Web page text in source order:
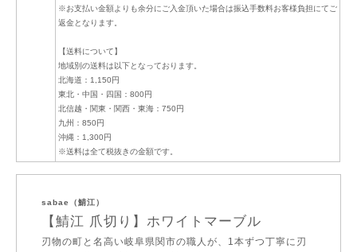
※お支払い金額よりも余分にご入金頂いた場合は振込手数料お客様負担にてご
返金となります。
【送料について】
地域別の送料は以下となっております。
北海道：1,150円
東北・中国・四国：800円
北信越・関東・関西・東海：750円
九州：850円
沖縄：1,300円
※送料は全て税抜きの金額です。
sabae（鯖江）
【鯖江 爪切り】ホワイトマーブル
刃物の町と名高い岐阜県関市の職人が、1本ずつ丁寧に刃